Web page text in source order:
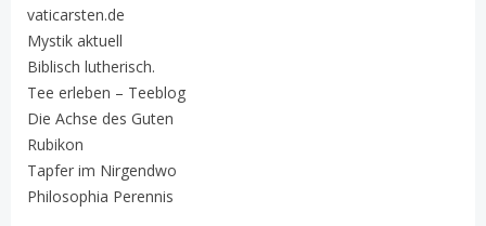
vaticarsten.de
Mystik aktuell
Biblisch lutherisch.
Tee erleben – Teeblog
Die Achse des Guten
Rubikon
Tapfer im Nirgendwo
Philosophia Perennis